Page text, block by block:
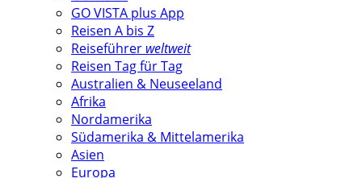
GO VISTA plus App
Reisen A bis Z
Reiseführer weltweit
Reisen Tag für Tag
Australien & Neuseeland
Afrika
Nordamerika
Südamerika & Mittelamerika
Asien
Europa